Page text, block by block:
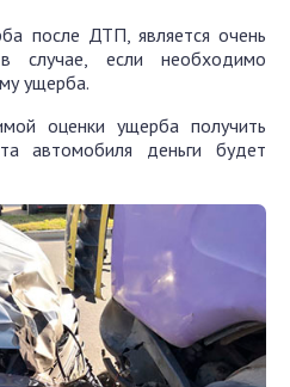
после ДТП, является очень
случае, если необходимо
ущерба.
оценки ущерба получить
автомобиля деньги будет